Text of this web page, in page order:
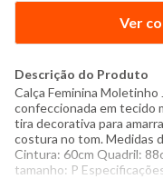
Ver
Descrição do Produto
Calça Feminina
confeccionada em tecido
tira decorativa para
costura no tom. Medidas
Cintura: 60cm Quadril:
tamanho: P